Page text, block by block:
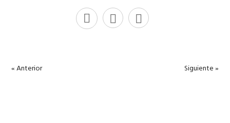
« Anterior Siguiente »